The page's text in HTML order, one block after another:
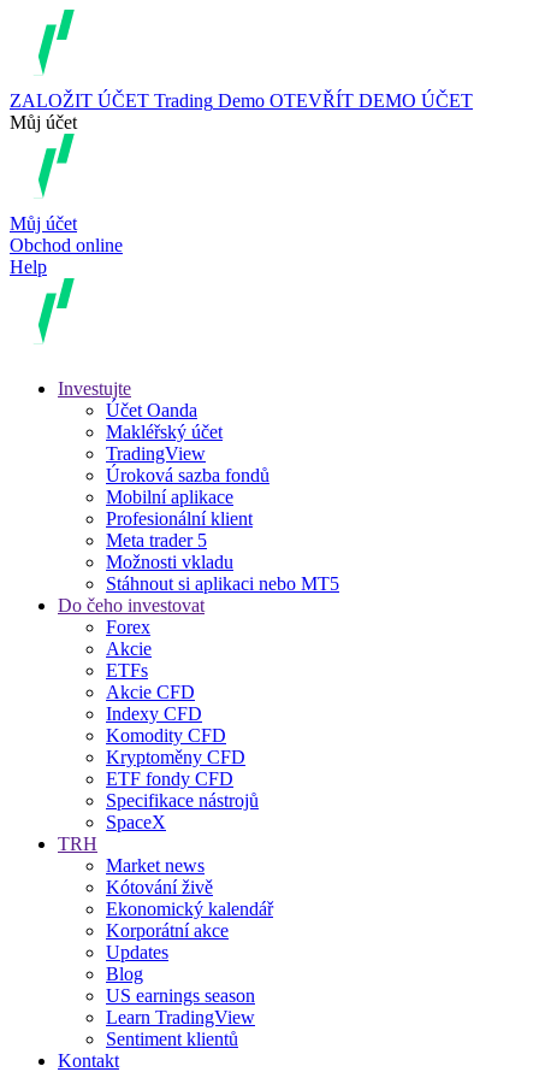
ZALOŽIT ÚČET Trading Demo OTEVŘÍT DEMO ÚČET
Můj účet
Můj účet
Obchod online
Help
Investujte
Účet Oanda
Makléřský účet
TradingView
Úroková sazba fondů
Mobilní aplikace
Profesionální klient
Meta trader 5
Možnosti vkladu
Stáhnout si aplikaci nebo MT5
Do čeho investovat
Forex
Akcie
ETFs
Akcie CFD
Indexy CFD
Komodity CFD
Kryptoměny CFD
ETF fondy CFD
Specifikace nástrojů
SpaceX
TRH
Market news
Kótování živě
Ekonomický kalendář
Korporátní akce
Updates
Blog
US earnings season
Learn TradingView
Sentiment klientů
Kontakt